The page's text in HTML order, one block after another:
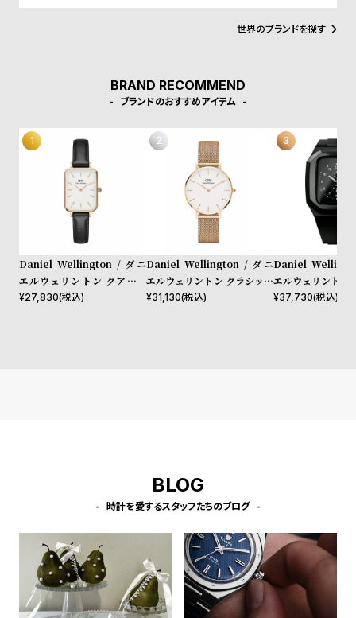
gp
P
e
グ
ド
て
ムレスなデザインとイギリスの伝統的で紳士的なスタイルの融合
が、高級感を演出し、ミニマリズムが時代を超えて愛されるデザイ
世界のブランドを探す
BRAND RECOMMEND
ブランドのおすすめアイテム
Daniel Wellington / ダニ
エルウェリントン クアドロ
シェフィールド ローズゴール
¥27,830(税込)
Daniel Wellington / ダニ
エルウェリントン クラシック
ペティット メルローズ ロー
¥31,130(税込)
Daniel
エルウェリントン
40mm Apple
¥37,730(税込)
BLOG
時計を愛するスタッフたちのブログ